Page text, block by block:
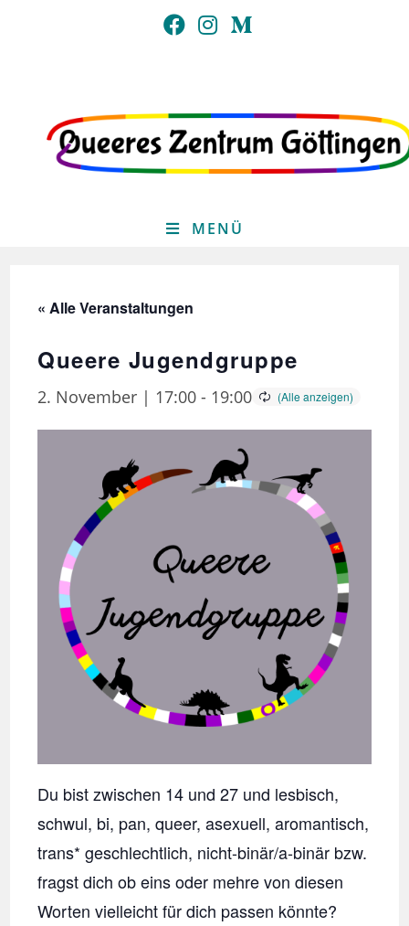
MENÜ
« Alle Veranstaltungen
Queere Jugendgruppe
2. November | 17:00 - 19:00
Du bist zwischen 14 und 27 und lesbisch,
schwul, bi, pan, queer, asexuell, aromantisch,
trans* geschlechtlich, nicht-binär/a-binär bzw.
fragst dich ob eins oder mehre von diesen
Worten vielleicht für dich passen könnte?